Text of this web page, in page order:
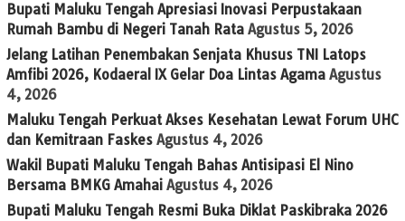
Bupati Maluku Tengah Apresiasi Inovasi Perpustakaan
Rumah Bambu di Negeri Tanah Rata Agustus 5, 2026
Jelang Latihan Penembakan Senjata Khusus TNI Latops
Amfibi 2026, Kodaeral IX Gelar Doa Lintas Agama Agustus
4, 2026
Maluku Tengah Perkuat Akses Kesehatan Lewat Forum UHC
dan Kemitraan Faskes Agustus 4, 2026
Wakil Bupati Maluku Tengah Bahas Antisipasi El Nino
Bersama BMKG Amahai Agustus 4, 2026
Bupati Maluku Tengah Resmi Buka Diklat Paskibraka 2026